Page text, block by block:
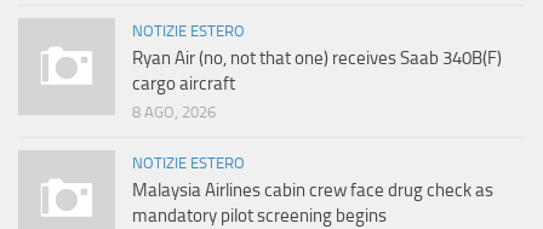
NOTIZIE ESTERO
Ryan Air (no, not that one) receives Saab 340B(F)
cargo aircraft
8 AGO, 2026
NOTIZIE ESTERO
Malaysia Airlines cabin crew face drug check as
mandatory pilot screening begins